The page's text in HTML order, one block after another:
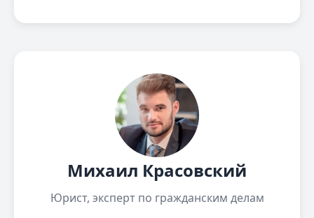
Михаил Красовский
Юрист, эксперт по гражданским делам